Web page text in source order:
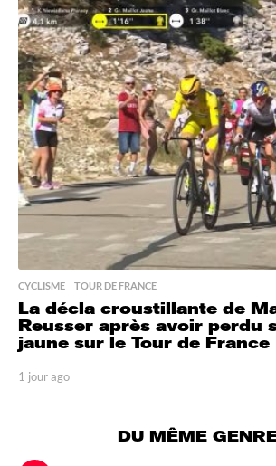
u
r
a
g
o
CYCLISME ,TOUR DE FRANCE
La décla croustillante de
Reusser après avoir perdu
jaune sur le Tour de France
1 jour ago
DU MÊME